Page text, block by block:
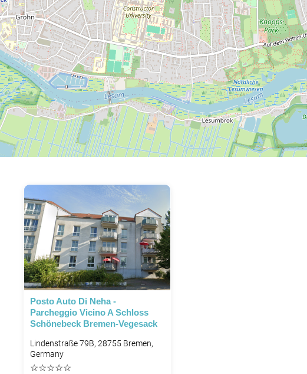
Posto Auto Di Neha -
Parcheggio Vicino A Schloss
Schönebeck Bremen-Vegesack
Lindenstraße 79B, 28755 Bremen,
Germany
☆☆☆☆☆